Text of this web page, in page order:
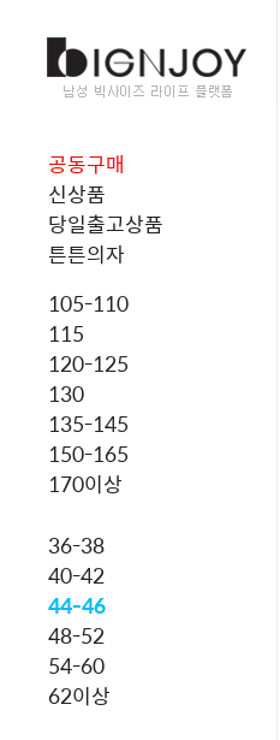
공동구매
신상품
당일출고상품
튼튼의자
105-110
115
120-125
130
135-145
150-165
170이상
36-38
40-42
44-46
48-52
54-60
62이상